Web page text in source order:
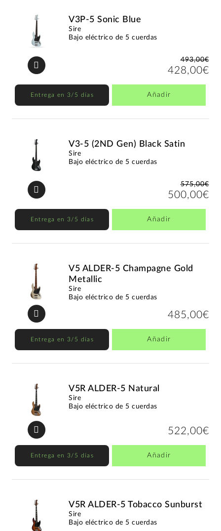
V3P-5 Sonic Blue
Sire
Bajo eléctrico de 5 cuerdas
493,00€
428,00€
Entrega en 3/5 días Añadir
V3-5 (2ND Gen) Black Satin
Sire
Bajo eléctrico de 5 cuerdas
575,00€
500,00€
Entrega en 3/5 días Añadir
V5 ALDER-5 Champagne Gold
Metallic
Sire
Bajo eléctrico de 5 cuerdas
485,00€
Entrega en 3/5 días Añadir
V5R ALDER-5 Natural
Sire
Bajo eléctrico de 5 cuerdas
522,00€
Entrega en 3/5 días Añadir
V5R ALDER-5 Tobacco Sunburst
Sire
Bajo eléctrico de 5 cuerdas